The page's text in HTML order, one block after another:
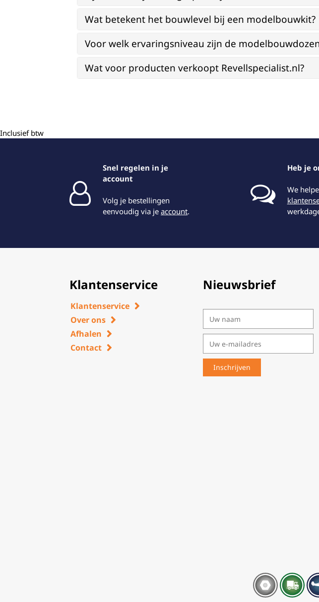
Wat betekent het bouwlevel bij een modelbouwkit?
Voor welk ervaringsniveau zijn de
Wat voor producten verkoopt Revellspecialist.nl?
Inclusief btw
Snel regelen in je
account
Volg je bestellingen
eenvoudig via je account.
Heb je
We
Klantenservice
Klantenservice
Over ons
Afhalen
Contact
Nieuwsbrief